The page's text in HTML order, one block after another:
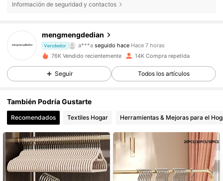
Información de seguridad y contactos
mengmengdedian
Vendedor a***a seguido hace Hace 7 horas
4,84 2K Seguidores
76K Vendido recientemente 14K Compra repetida
Seguir Todos los artículos
También Podría Gustarte
Recomendados Textiles Hogar Herramientas & Mejoras para el